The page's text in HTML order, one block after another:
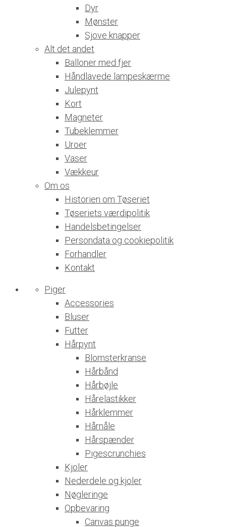
Dyr
Mønster
Sjove knapper
Alt det andet
Balloner med fjer
Håndlavede lampeskærme
Julepynt
Kort
Magneter
Tubeklemmer
Uroer
Vaser
Vækkeur
Om os
Historien om Tøseriet
Tøseriets værdipolitik
Handelsbetingelser
Persondata og cookiepolitik
Forhandler
Kontakt
Piger
Accessories
Bluser
Futter
Hårpynt
Blomsterkranse
Hårbånd
Hårbøjle
Hårelastikker
Hårklemmer
Hårnåle
Hårspænder
Pigescrunchies
Kjoler
Nederdele og kjoler
Nøgleringe
Opbevaring
Canvas punge